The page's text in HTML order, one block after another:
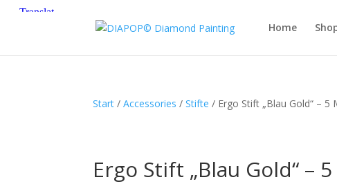
Home
Start /Accessories /Stifte / Ergo Stift „Blau Gold“ – 5
Ergo Stift „Blau Gold“ –